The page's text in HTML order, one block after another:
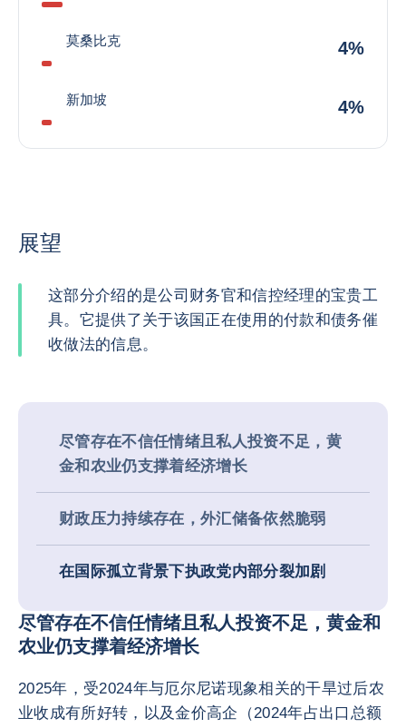
莫桑比克 4%
新加坡 4%
展望
这部分介绍的是公司财务官和信控经理的宝贵工
具。它提供了关于该国正在使用的付款和债务催
收做法的信息。
尽管存在不信任情绪且私人投资不足，黄
金和农业仍支撑着经济增长
财政压力持续存在，外汇储备依然脆弱
在国际孤立背景下执政党内部分裂加剧
尽管存在不信任情绪且私人投资不足，黄金和
农业仍支撑着经济增长
2025年，受2024年与厄尔尼诺现象相关的干旱过后农
业收成有所好转，以及金价高企（2024年占出口总额